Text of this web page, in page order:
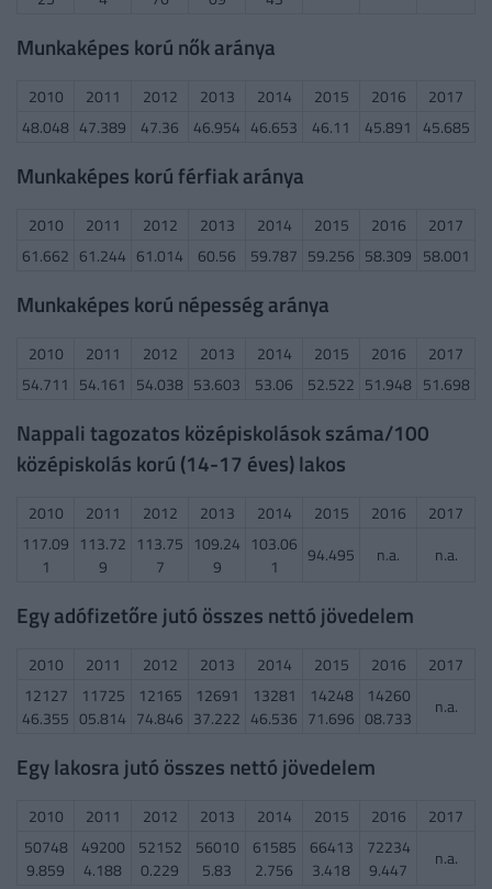
Munkaképes korú nők aránya
2010 2011 2012 2013 2014 2015 2016
2017
48.048 47.389 47.36 46.954 46.653 46.11 45.891 45.685
Munkaképes korú férfiak aránya
2010 2011 2012 2013 2014 2015 2016
2017
61.662 61.244 61.014 60.56 59.787 59.256 58.309 58.001
Munkaképes korú népesség aránya
2010 2011 2012 2013 2014 2015 2016
2017
54.711 54.161 54.038 53.603 53.06 52.522 51.948 51.698
Nappali tagozatos középiskolások száma/100
középiskolás korú (14-17 éves) lakos
2010 2011 2012 2013 2014 2015 2016
2017
117.09
1
113.72
9
113.75
7
109.24
9
103.06
1
94.495 n.a. n.a.
Egy adófizetőre jutó összes nettó jövedelem
2010 2011 2012 2013 2014 2015 2016
2017
12127
46.355
11725
05.814
12165
74.846
12691
37.222
13281
46.536
14248
71.696
14260
08.733
n.a.
Egy lakosra jutó összes nettó jövedelem
2010 2011 2012 2013 2014 2015 2016
2017
50748
9.859
49200
4.188
52152
0.229
56010
5.83
61585
2.756
66413
3.418
72234
9.447
n.a.